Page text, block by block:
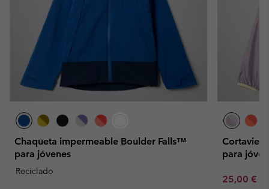
Chaqueta impermeable Boulder Falls™
para jóvenes
Reciclado
para
Minimum
25,00 €